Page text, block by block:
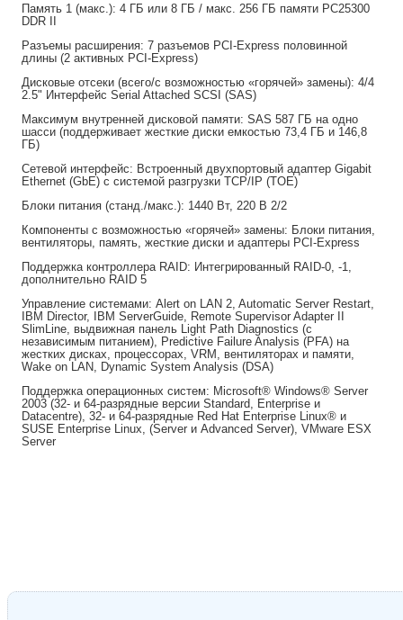
Память 1 (макс.): 4 ГБ или 8 ГБ / макс. 256 ГБ памяти PC25300
DDR II
Разъемы расширения: 7 разъемов PCI-Express половинной
длины (2 активных PCI-Express)
Дисковые отсеки (всего/с возможностью «горячей» замены): 4/4
2.5" Интерфейс Serial Attached SCSI (SAS)
Максимум внутренней дисковой памяти: SAS 587 ГБ на одно
шасси (поддерживает жесткие диски емкостью 73,4 ГБ и 146,8
ГБ)
Сетевой интерфейс: Встроенный двухпортовый адаптер Gigabit
Ethernet (GbE) с системой разгрузки TCP/IP (TOE)
Блоки питания (станд./макс.): 1440 Вт, 220 В 2/2
Компоненты с возможностью «горячей» замены: Блоки питания,
вентиляторы, память, жесткие диски и адаптеры PCI-Express
Поддержка контроллера RAID: Интегрированный RAID-0, -1,
дополнительно RAID 5
Управление системами: Alert on LAN 2, Automatic Server Restart,
IBM Director, IBM ServerGuide, Remote Supervisor Adapter II
SlimLine, выдвижная панель Light Path Diagnostics (с
независимым питанием), Predictive Failure Analysis (PFA) на
жестких дисках, процессорах, VRM, вентиляторах и памяти,
Wake on LAN, Dynamic System Analysis (DSA)
Поддержка операционных систем: Microsoft® Windows® Server
2003 (32- и 64-разрядные версии Standard, Enterprise и
Datacentre), 32- и 64-разрядные Red Hat Enterprise Linux® и
SUSE Enterprise Linux, (Server и Advanced Server), VMware ESX
Server